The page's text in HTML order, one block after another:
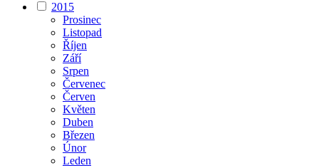
2015
Prosinec
Listopad
Říjen
Září
Srpen
Červenec
Červen
Květen
Duben
Březen
Únor
Leden